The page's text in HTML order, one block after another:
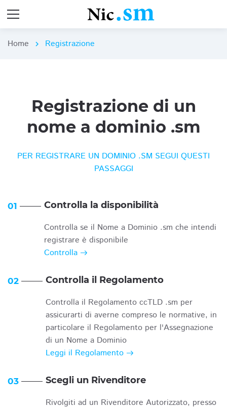
Home chevron_right Registrazione
Registrazione di un
nome a dominio .sm
PER REGISTRARE UN DOMINIO .SM SEGUI QUESTI
PASSAGGI
01 Controlla la disponibilità
Controlla se il Nome a Dominio .sm che intendi
registrare è disponibile
Controlla
02 Controlla il Regolamento
Controlla il Regolamento ccTLD .sm per
assicurarti di averne compreso le normative, in
particolare il Regolamento per l'Assegnazione
di un Nome a Dominio
Leggi il Regolamento
03 Scegli un Rivenditore
Rivolgiti ad un Rivenditore Autorizzato, presso